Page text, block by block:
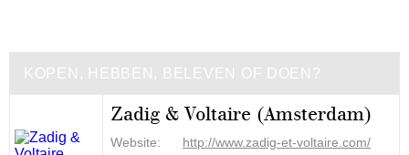
KOPEN, HEBBEN, BELEVEN OF DOEN?
Zadig & Voltaire (Amsterdam)
Website:
http://www.zadig-et-voltaire.com/